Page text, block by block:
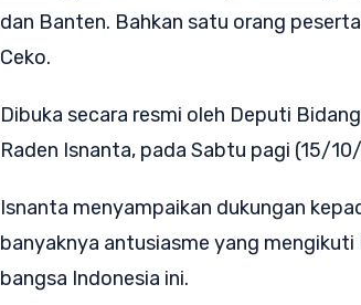
dan Banten. Bahkan satu orang
Ceko.
Dibuka secara resmi oleh Deputi
Raden Isnanta, pada Sabtu pagi (15/
Isnanta menyampaikan dukungan
banyaknya antusiasme yang mengikuti
bangsa Indonesia ini.